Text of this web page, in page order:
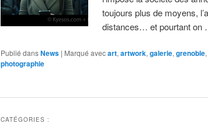
toujours plus de moyens,
distances… et pourtant
Publié dansNews | Marqué avecart, artwork, galerie, grenoble,
photographie
CATÉGORIES :